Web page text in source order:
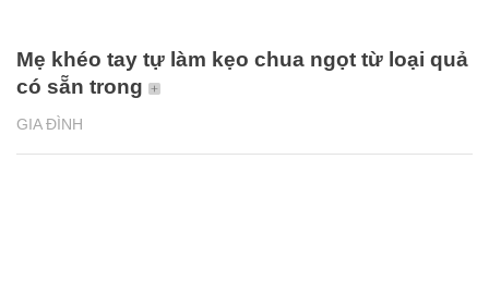
GIA ĐÌNH
Mẹ khéo tay tự làm kẹo chua ngọt từ loại quả
có sẵn trong